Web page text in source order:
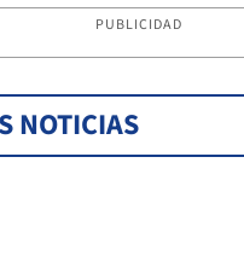
PUBLICIDAD
NOTICIAS